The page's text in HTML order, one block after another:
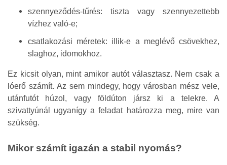
szennyeződés-tűrés: tiszta vagy szennyezettebb
vízhez való-e;
csatlakozási méretek: illik-e a meglévő csövekhez,
slaghoz, idomokhoz.
Ez kicsit olyan, mint amikor autót választasz. Nem csak a
lóerő számít. Az sem mindegy, hogy városban mész vele,
utánfutót húzol, vagy földúton jársz ki a telekre. A
szivattyúnál ugyanígy a feladat határozza meg, mire van
szükség.
Mikor számít igazán a stabil nyomás?